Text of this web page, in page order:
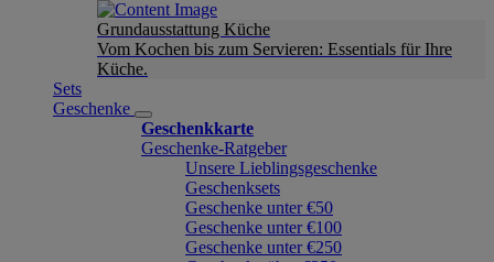
Grundausstattung Küche
Vom Kochen bis zum Servieren: Essentials für Ihre
Küche.
Sets
Geschenke
Geschenkkarte
Geschenke-Ratgeber
Unsere Lieblingsgeschenke
Geschenksets
Geschenke unter €50
Geschenke unter €100
Geschenke unter €250